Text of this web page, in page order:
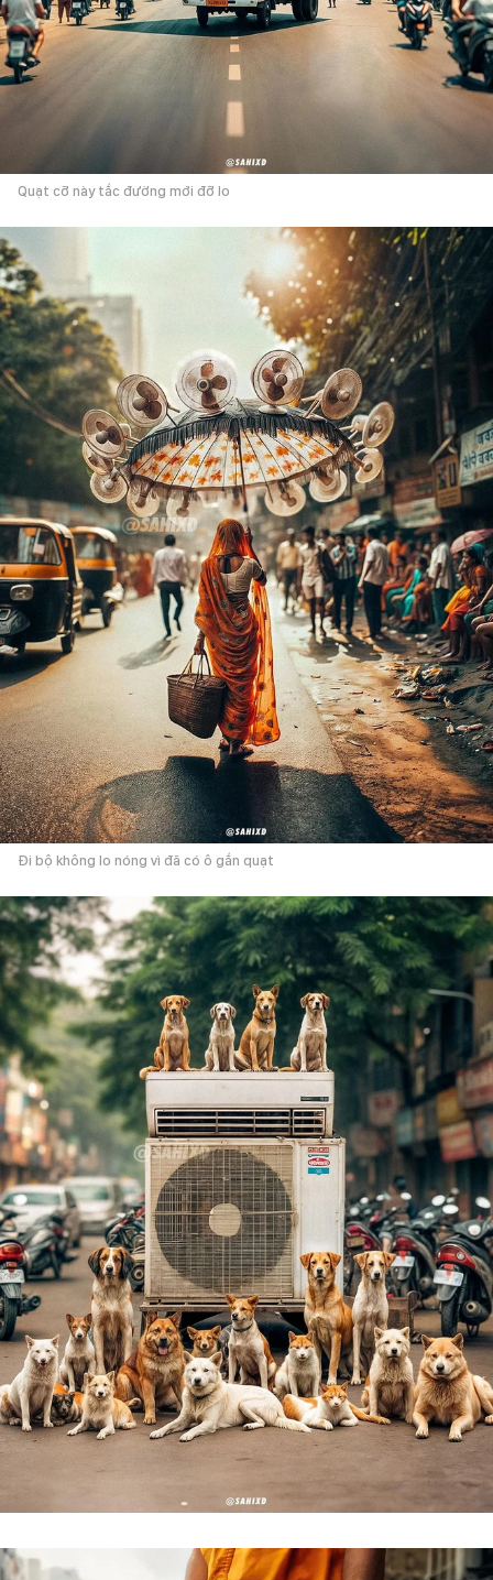
Quạt cỡ này tắc đường mới đỡ lo
Đi bộ không lo nóng vì đã có ô gắn quạt